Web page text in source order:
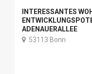
INTERESSANTES
ADENAUERALLEE
53113 Bonn